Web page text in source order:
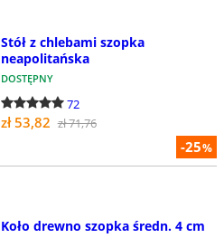
-25%
Stół z chlebami szopka
neapolitańska
DOSTĘPNY
72
zł 53,82 zł 71,76
Koło drewno szopka średn. 4 cm